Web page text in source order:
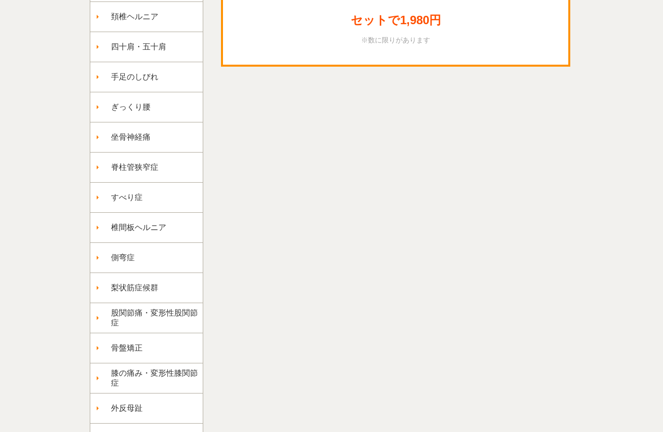
頚椎ヘルニア
四十肩・五十肩
手足のしびれ
ぎっくり腰
坐骨神経痛
脊柱管狭窄症
すべり症
椎間板ヘルニア
側弯症
梨状筋症候群
股関節痛・変形性股関節
症
骨盤矯正
膝の痛み・変形性膝関節
症
外反母趾
セットで1,980円
※数に限りがあります